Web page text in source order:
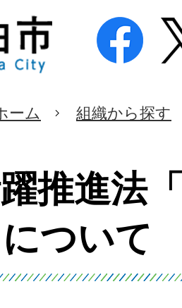
ーム 組織から探す
推進法
ついて